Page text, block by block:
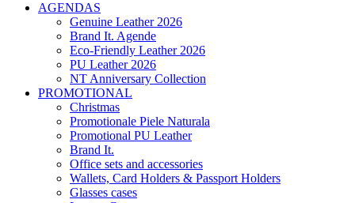
AGENDAS
Genuine Leather 2026
Brand It. Agende
Eco-Friendly Leather 2026
PU Leather 2026
NT Anniversary Collection
PROMOTIONAL
Christmas
Promotionale Piele Naturala
Promotional PU Leather
Brand It.
Office sets and accessories
Wallets, Card Holders & Passport Holders
Glasses cases